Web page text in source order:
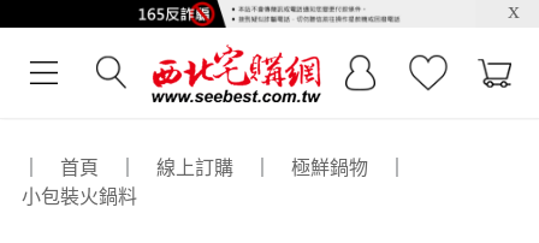
x
首頁 線上訂購 極鮮鍋物
小包裝火鍋料